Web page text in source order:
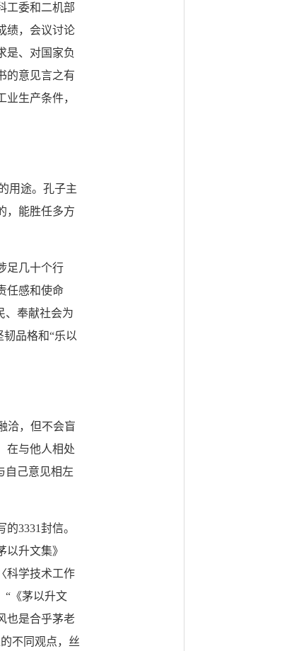
工委和二机部
绩，会议讨论
是、对国家负
的意见言之有
生产条件，
用途。孔子主
，能胜任多方
足几十个行
任感和使命
、奉献社会为
品格和“乐以
洽，但不会盲
在与他人相处
自己意见相左
3331封信。
升文集》
科学技术工作
“《茅以升文
也是合乎茅老
不同观点，丝